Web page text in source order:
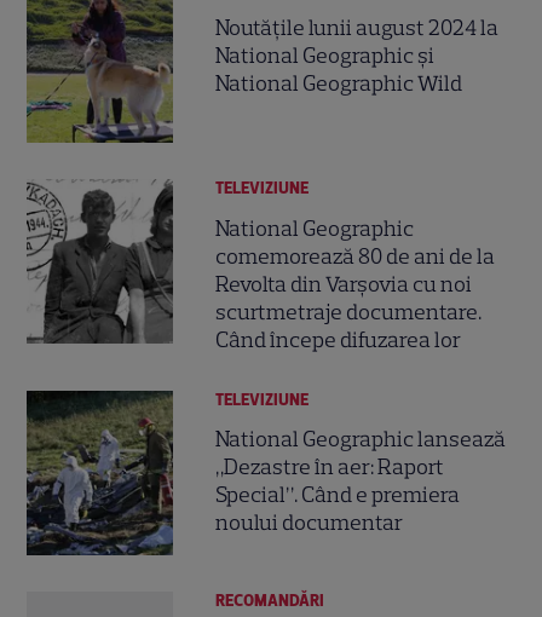
Noutățile lunii august 2024 la
National Geographic și
National Geographic Wild
TELEVIZIUNE
National Geographic
comemorează 80 de ani de la
Revolta din Varșovia cu noi
scurtmetraje documentare.
Când începe difuzarea lor
TELEVIZIUNE
National Geographic lansează
„Dezastre în aer: Raport
Special”. Când e premiera
noului documentar
RECOMANDĂRI